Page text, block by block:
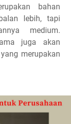
bahan
lebih, tapi
medium.
juga akan
merupakan